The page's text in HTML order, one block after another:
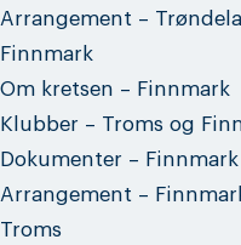
Arrangement –
Finnmark
Om kretsen – Finnmark
Klubber – Troms og
Dokumenter – Finnmark
Arrangement –
Troms